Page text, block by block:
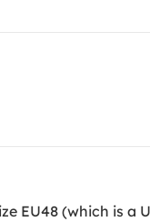
EU48 (which is a